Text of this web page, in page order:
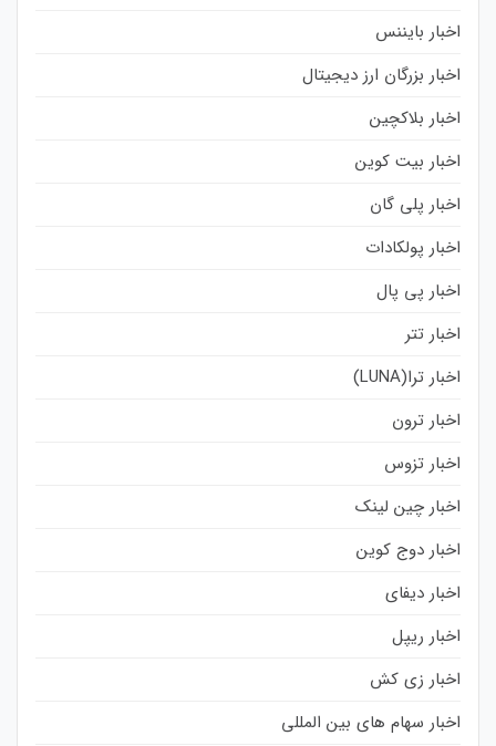
اخبار بایننس
اخبار بزرگان ارز دیجیتال
اخبار بلاکچین
اخبار بیت کوین
اخبار پلی گان
اخبار پولکادات
اخبار پی پال
اخبار تتر
اخبار ترا(LUNA)
اخبار ترون
اخبار تزوس
اخبار چین لینک
اخبار دوج کوین
اخبار دیفای
اخبار ریپل
اخبار زی کش
اخبار سهام های بین المللی